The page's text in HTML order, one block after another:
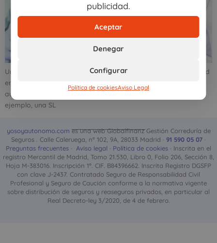
publicidad.
Aceptar
Denegar
Configurar
Política de cookiesAviso Legal
Un «autónomo societario» es aquel que desarrolla su actividad
en una empresa de la cual es socio. Es decir, es un trabajador
autónomo que ha constituido una sociedad mercantil; por
ejemplo, una SL
yosoyautonomo.com es una web Globalfinanz Gestión Correduría de
Seguros . Calle Caleruega, nº 102, 9A, 28033 Madrid · 91 590 05 07 ·
Preguntas frecuentes · Aviso legal · Política de cookies · Inscrita en el
registro Mercantil de Madrid, Tomo 21.530, Libro 0, Folio 206, Sección 8,
Hoja M-383016. Inscripción 1ª. CIF. B84396662. Inscrita Registro DGSFP
con clave J-2437. Contratado Seguro de Responsabilidad Civil
Profesional y Seguro de Caución conforme a la normativa vigente
sobre distribución de seguros y reaseguros privados, en particular al
Real Decreto-ley 3/2020, de 4 de febrero.